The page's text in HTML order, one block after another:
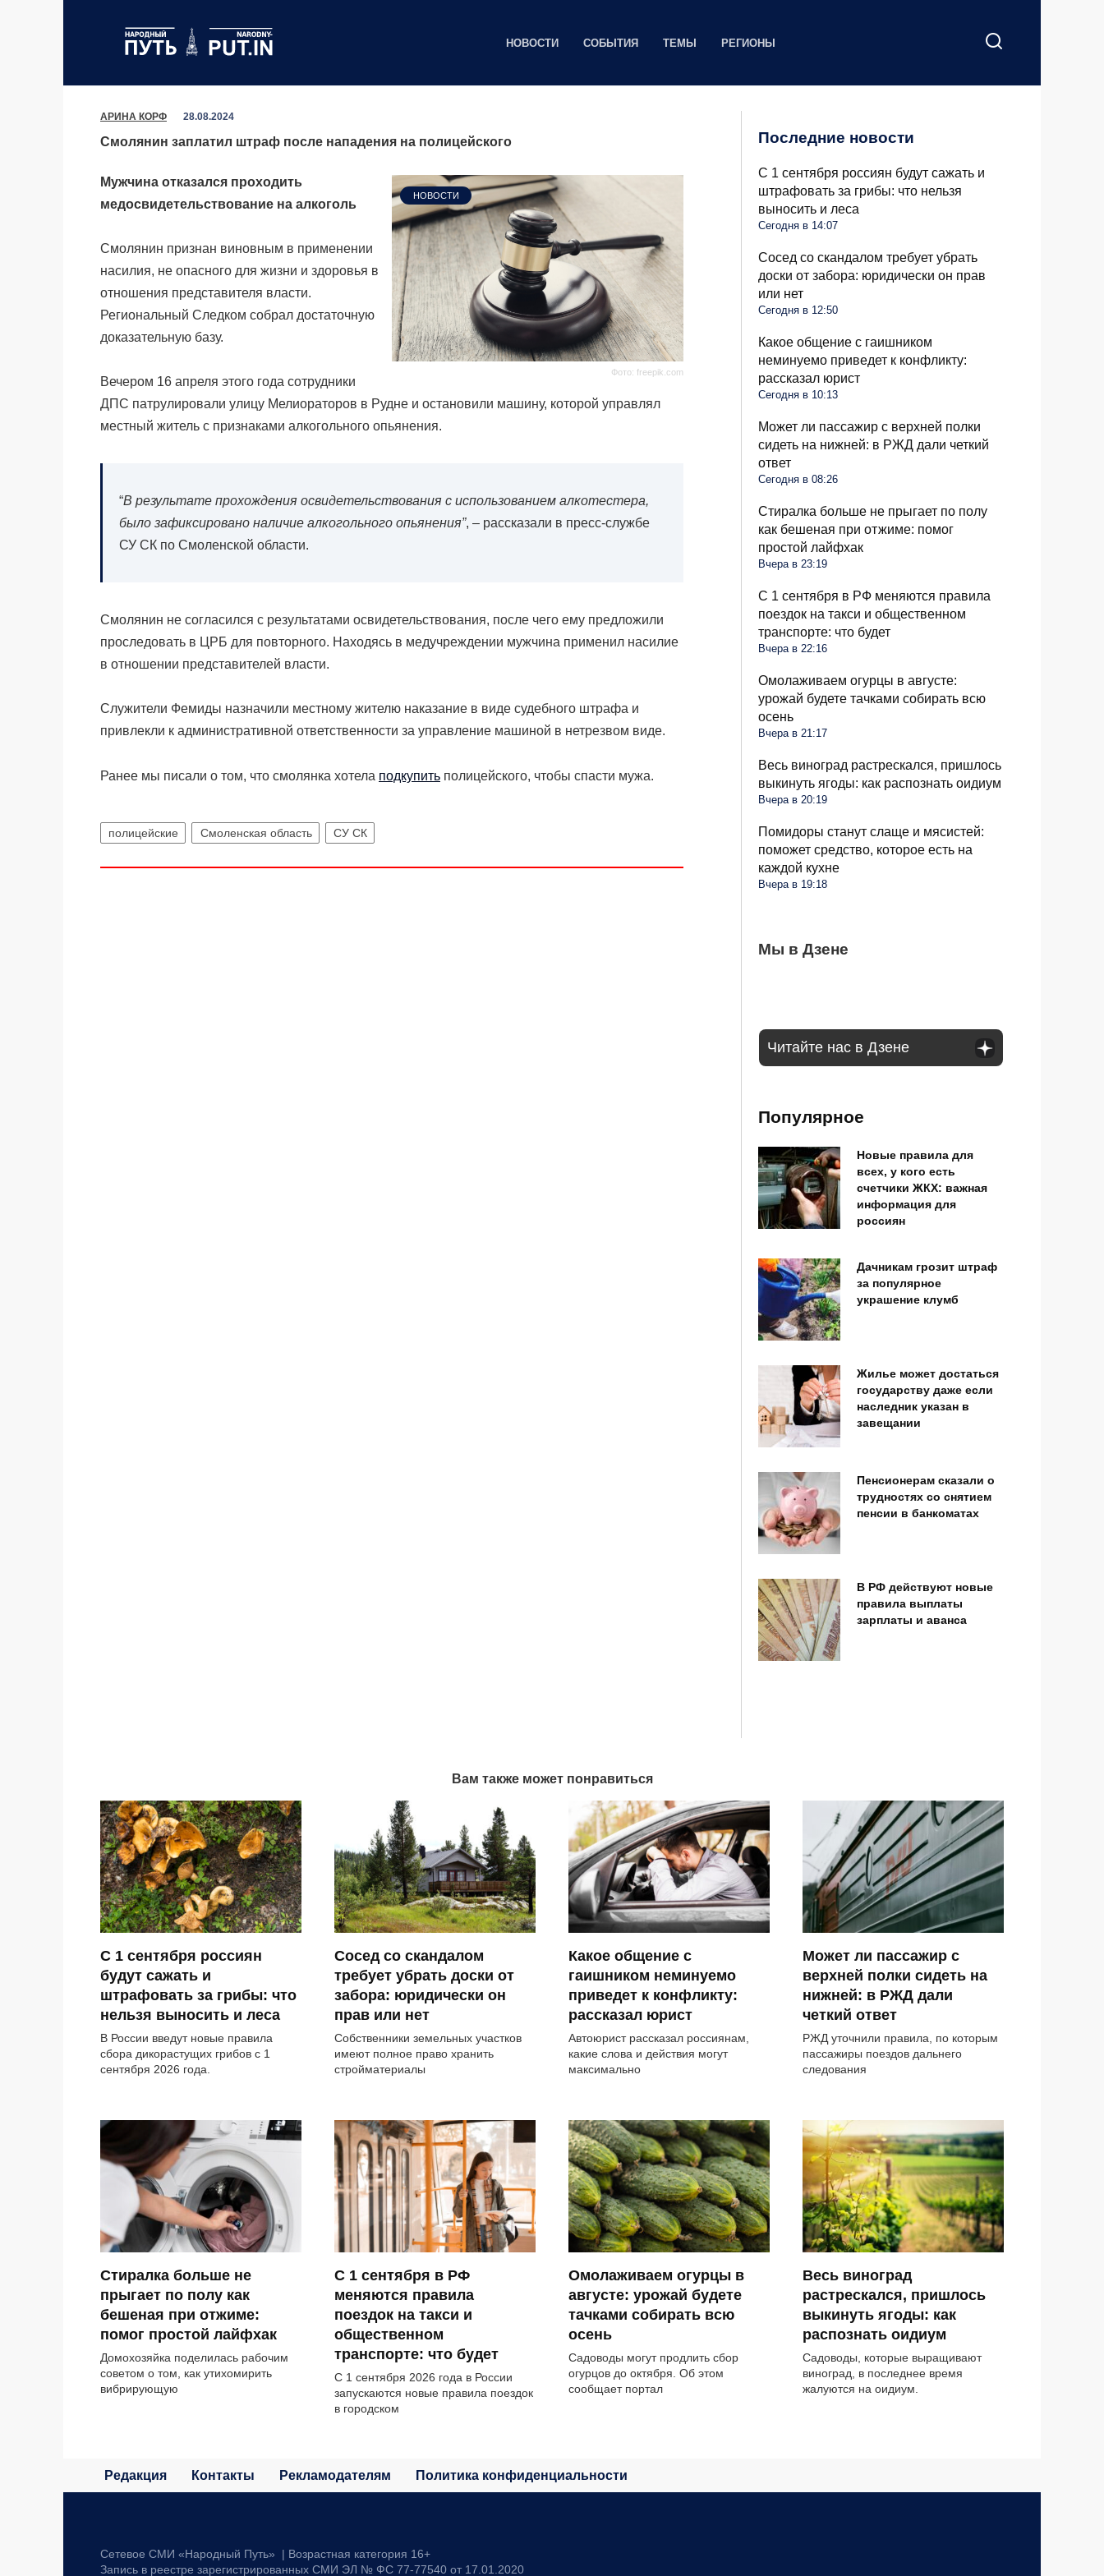
НОВОСТИ СОБЫТИЯ ТЕМЫ РЕГИОНЫ
АРИНА КОРФ 28.08.2024
Смолянин заплатил штраф после нападения на полицейского
Фото: freepik.com
НОВОСТИ
Мужчина отказался проходить
медосвидетельствование на алкоголь
Смолянин признан виновным в применении
насилия, не опасного для жизни и здоровья в
отношения представителя власти.
Региональный Следком собрал достаточную
доказательную базу.
Вечером 16 апреля этого года сотрудники
ДПС патрулировали улицу Мелиораторов в Рудне и остановили машину, которой управлял
местный житель с признаками алкогольного опьянения.
“В результате прохождения освидетельствования с использованием алкотестера,
было зафиксировано наличие алкогольного опьянения”, – рассказали в пресс-службе
СУ СК по Смоленской области.
Смолянин не согласился с результатами освидетельствования, после чего ему предложили
проследовать в ЦРБ для повторного. Находясь в медучреждении мужчина применил насилие
в отношении представителей власти.
Служители Фемиды назначили местному жителю наказание в виде судебного штрафа и
привлекли к административной ответственности за управление машиной в нетрезвом виде.
Ранее мы писали о том, что смолянка хотела подкупить полицейского, чтобы спасти мужа.
полицейские Смоленская область СУ СК
Последние новости
С 1 сентября россиян будут сажать и
штрафовать за грибы: что нельзя
выносить и леса
Сегодня в 14:07
Сосед со скандалом требует убрать
доски от забора: юридически он прав
или нет
Сегодня в 12:50
Какое общение с гаишником
неминуемо приведет к конфликту:
рассказал юрист
Сегодня в 10:13
Может ли пассажир с верхней полки
сидеть на нижней: в РЖД дали четкий
ответ
Сегодня в 08:26
Стиралка больше не прыгает по полу
как бешеная при отжиме: помог
простой лайфхак
Вчера в 23:19
С 1 сентября в РФ меняются правила
поездок на такси и общественном
транспорте: что будет
Вчера в 22:16
Омолаживаем огурцы в августе:
урожай будете тачками собирать всю
осень
Вчера в 21:17
Весь виноград растрескался, пришлось
выкинуть ягоды: как распознать оидиум
Вчера в 20:19
Помидоры станут слаще и мясистей:
поможет средство, которое есть на
каждой кухне
Вчера в 19:18
Мы в Дзене
С 1 сентября россиян будут сажать и
штрафовать за грибы: что нельзя
Сосед со скандалом требует убрать доски
Какое общение с гаишником неминуемо
Читайте нас в Дзене
Популярное
Новые правила для
всех, у кого есть
счетчики ЖКХ: важная
информация для
россиян
Дачникам грозит штраф
за популярное
украшение клумб
Жилье может достаться
государству даже если
наследник указан в
завещании
Пенсионерам сказали о
трудностях со снятием
пенсии в банкоматах
В РФ действуют новые
правила выплаты
зарплаты и аванса
Вам также может понравиться
С 1 сентября россиян
будут сажать и
штрафовать за грибы: что
нельзя выносить и леса
В России введут новые правила
сбора дикорастущих грибов с 1
сентября 2026 года.
Сосед со скандалом
требует убрать доски от
забора: юридически он
прав или нет
Собственники земельных участков
имеют полное право хранить
стройматериалы
Какое общение с
гаишником неминуемо
приведет к конфликту:
рассказал юрист
Автоюрист рассказал россиянам,
какие слова и действия могут
максимально
Может ли пассажир с
верхней полки сидеть на
нижней: в РЖД дали
четкий ответ
РЖД уточнили правила, по которым
пассажиры поездов дальнего
следования
Стиралка больше не
прыгает по полу как
бешеная при отжиме:
помог простой лайфхак
Домохозяйка поделилась рабочим
советом о том, как утихомирить
вибрирующую
С 1 сентября в РФ
меняются правила
поездок на такси и
общественном
транспорте: что будет
С 1 сентября 2026 года в России
запускаются новые правила поездок
в городском
Омолаживаем огурцы в
августе: урожай будете
тачками собирать всю
осень
Садоводы могут продлить сбор
огурцов до октября. Об этом
сообщает портал
Весь виноград
растрескался, пришлось
выкинуть ягоды: как
распознать оидиум
Садоводы, которые выращивают
виноград, в последнее время
жалуются на оидиум.
Редакция Контакты Рекламодателям Политика конфиденциальности
Сетевое СМИ «Народный Путь» | Возрастная категория 16+
Запись в реестре зарегистрированных СМИ ЭЛ № ФС 77-77540 от 17.01.2020